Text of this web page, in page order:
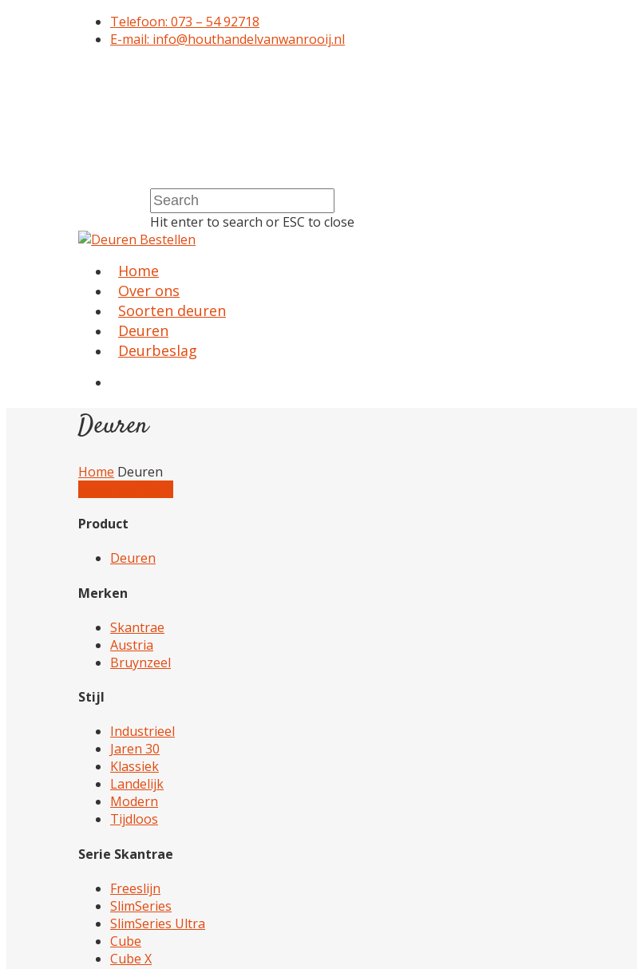
Telefoon: 073 – 54 92718
E-mail: info@houthandelvanwanrooij.nl
Hit enter to search or ESC to close
Home
Over ons
Soorten deuren
Deuren
Deurbeslag
Deuren
Home Deuren
Product
Deuren
Merken
Skantrae
Austria
Bruynzeel
Stijl
Industrieel
Jaren 30
Klassiek
Landelijk
Modern
Tijdloos
Serie Skantrae
Freeslijn
SlimSeries
SlimSeries Ultra
Cube
Cube X